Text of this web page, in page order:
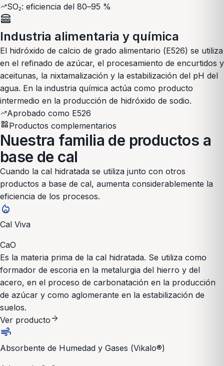
trending_upSO₂: eficiencia del 80–95 %
lunch_dining
Industria alimentaria y química
El hidróxido de calcio de grado alimentario (E526) se utiliza
en el refinado de azúcar, el procesamiento de encurtidos y
aceitunas, la nixtamalización y la estabilización del pH del
agua. En la industria química actúa como producto
intermedio en la producción de hidróxido de sodio.
trending_upAprobado como E526
widgetsProductos complementarios
Nuestra familia de productos a
base de cal
Cuando la cal hidratada se utiliza junto con otros
productos a base de cal, aumenta considerablemente la
eficiencia de los procesos.
local_fire_department
Cal Viva
CaO
Es la materia prima de la cal hidratada. Se utiliza como
formador de escoria en la metalurgia del hierro y del
acero, en el proceso de carbonatación en la producción
de azúcar y como aglomerante en la estabilización de
suelos.
Ver producto arrow_forward
air
Absorbente de Humedad y Gases (Vikalo®)